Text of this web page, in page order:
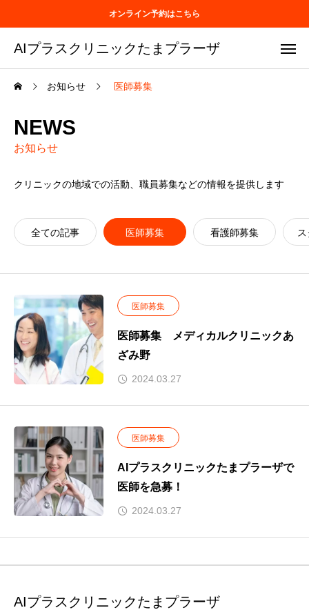
オンライン予約はこちら
AIプラスクリニックたまプラーザ
お知らせ 医師募集
NEWS
お知らせ
クリニックの地域での活動、職員募集などの情報を提供します
全ての記事 医師募集 看護師募集
医師募集
医師募集 メディカルクリニックあ
ざみ野
2024.03.27
医師募集
AIプラスクリニックたまプラーザで
医師を急募！
2024.03.27
AIプラスクリニックたまプラーザ